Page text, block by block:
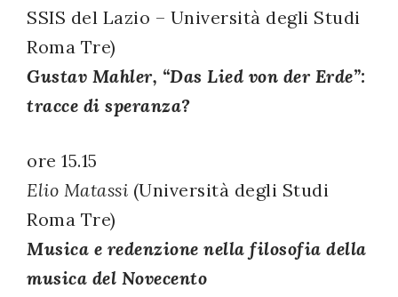
SSIS del Lazio – Università degli Studi
Roma Tre)
Gustav Mahler, “Das Lied von der Erde”:
tracce di speranza?
ore 15.15
Elio Matassi (Università degli Studi
Roma Tre)
Musica e redenzione nella filosofia della
musica del Novecento